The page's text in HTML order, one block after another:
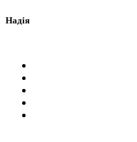
Надія